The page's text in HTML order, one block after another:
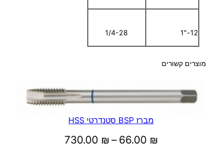
12-"1
1/4-28
מוצרים קשורים
מברז BSP סטנדרטי HSS
66.00 ₪
–
730.00 ₪